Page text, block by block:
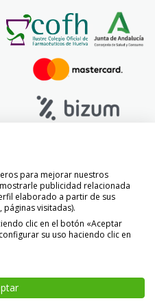
para mejorar nuestros
publicidad relacionada
elaborado a partir de sus
visitadas).
clic en el botón «Aceptar
su uso haciendo clic en